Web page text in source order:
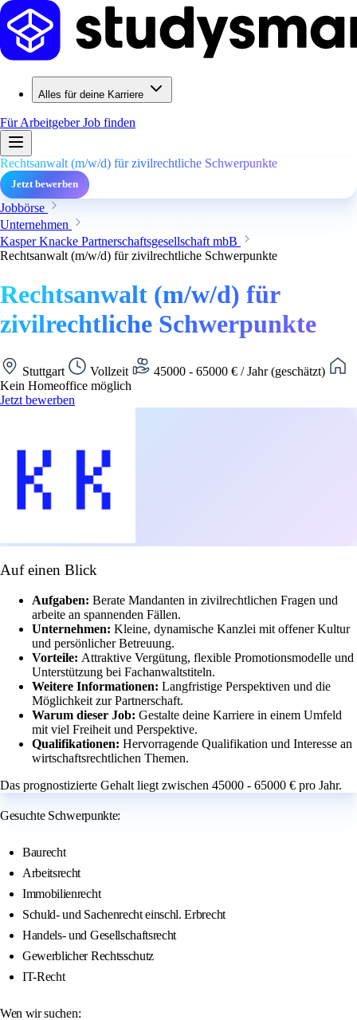
Alles für deine Karriere
Für ArbeitgeberJob finden
Rechtsanwalt (m/w/d) für zivilrechtliche Schwerpunkte
Jetzt bewerben
Jobbörse
Unternehmen
Kasper Knacke Partnerschaftsgesellschaft mbB
Rechtsanwalt (m/w/d) für zivilrechtliche Schwerpunkte
Rechtsanwalt (m/w/d) für
zivilrechtliche Schwerpunkte
Stuttgart Vollzeit
45000 - 65000 € / Jahr (geschätzt)
Kein Homeoffice möglich
Jetzt bewerben
Auf einen Blick
Aufgaben: Berate Mandanten in zivilrechtlichen Fragen und
arbeite an spannenden Fällen.
Unternehmen: Kleine, dynamische Kanzlei mit offener Kultur
und persönlicher Betreuung.
Vorteile: Attraktive Vergütung, flexible Promotionsmodelle und
Unterstützung bei Fachanwaltstiteln.
Weitere Informationen: Langfristige Perspektiven und die
Möglichkeit zur Partnerschaft.
Warum dieser Job: Gestalte deine Karriere in einem Umfeld
mit viel Freiheit und Perspektive.
Qualifikationen: Hervorragende Qualifikation und Interesse an
wirtschaftsrechtlichen Themen.
Das prognostizierte Gehalt liegt zwischen 45000 - 65000 € pro Jahr.
Gesuchte Schwerpunkte:
Baurecht
Arbeitsrecht
Immobilienrecht
Schuld- und Sachenrecht einschl. Erbrecht
Handels- und Gesellschaftsrecht
Gewerblicher Rechtsschutz
IT-Recht
Wen wir suchen: